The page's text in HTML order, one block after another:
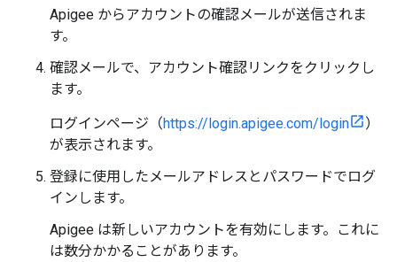
Apigee からアカウントの確認メールが送信されま
す。
確認メールで、アカウント確認リンクをクリックし
ます。
ログインページ（https://login.apigee.com/login
）
が表示されます。
登録に使用したメールアドレスとパスワードでログ
インします。
Apigee は新しいアカウントを有効にします。これに
は数分かかることがあります。